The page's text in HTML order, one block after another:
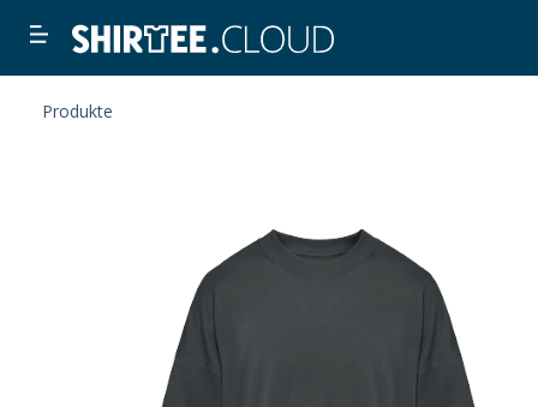
Produkte